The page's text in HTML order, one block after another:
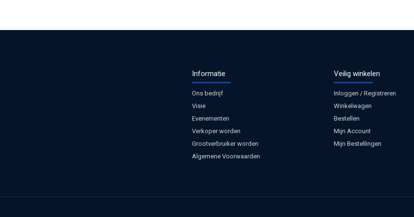
Informatie
Ons bedrijf
Visie
Evenementen
Verkoper worden
Grootverbruiker worden
Algemene Voorwaarden
Veilig winkelen
Inloggen / Registreren
Winkelwagen
Bestellen
Mijn Account
Mijn Bestellingen